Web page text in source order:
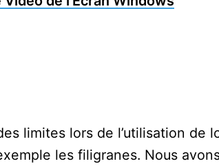
limites lors de l’utilisation de
les filigranes. Nous